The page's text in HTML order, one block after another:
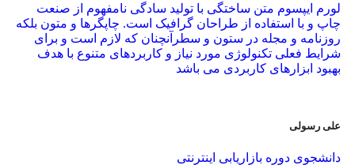
لورم ایپسوم متن ساختگی با تولید سادگی نامفهوم از صنعت
چاپ و با استفاده از طراحان گرافیک است. چاپگرها و متون بلکه
روزنامه و مجله در ستون و سطرآنچنان که لازم است و برای
شرایط فعلی تکنولوژی مورد نیاز و کاربردهای متنوع با هدف
بهبود ابزارهای کاربردی می باشد
علی رسولی
دانشجوی دوره بازاریابی اینترنتی